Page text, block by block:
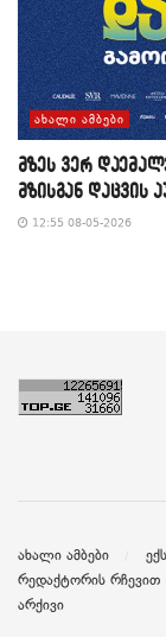
ᲐᲮᲐᲚᲘ ᲐᲛᲑᲔᲑᲘ
მზეს ვერ
მზისგან დაცვის
12:55 08-05-2026
ახალი ამბები
რედაქტორის რჩევით
არქივი